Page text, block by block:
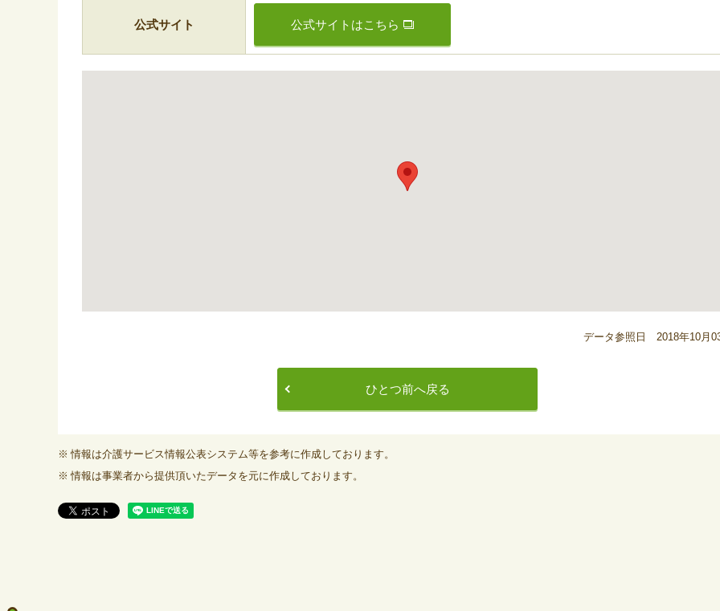
公式サイト 公式サイトはこちら
データ参照日 2018年10月
ひとつ前へ戻る
情報は介護サービス情報公表システム等を参考に作成しております。
情報は事業者から提供頂いたデータを元に作成しております。